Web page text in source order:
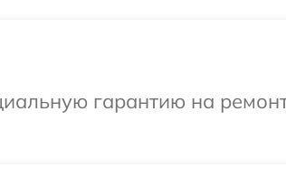
гарантию на